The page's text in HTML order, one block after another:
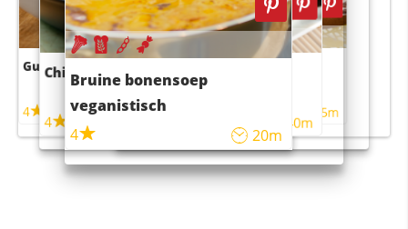
Guacamole
4
Chili con carne
4 45m
Bruine bonensoep
veganistisch
4
20m
Sushi rijstsalade
maaltijdsalade
40m
4 55m